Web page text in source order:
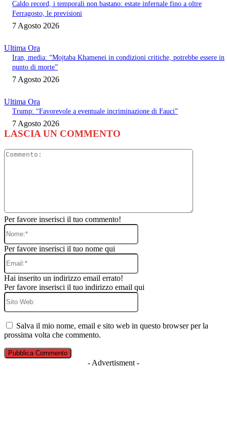
Caldo record, i temporali non bastano: estate infernale fino a oltre
Ferragosto, le previsioni
7 Agosto 2026
Ultima Ora
Iran, media: “Mojtaba Khamenei in condizioni critiche, potrebbe essere in
punto di morte”
7 Agosto 2026
Ultima Ora
Trump: “Favorevole a eventuale incriminazione di Fauci”
7 Agosto 2026
LASCIA UN COMMENTO
Per favore inserisci il tuo commento!
Nome:*
Per favore inserisci il tuo nome qui
Email:*
Hai inserito un indirizzo email errato!
Per favore inserisci il tuo indirizzo email qui
Sito
Salva il mio nome, email e sito web in questo browser per la
prossima volta che commento.
- Advertisment -